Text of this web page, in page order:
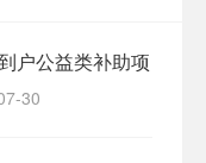
户公益类补助项
30